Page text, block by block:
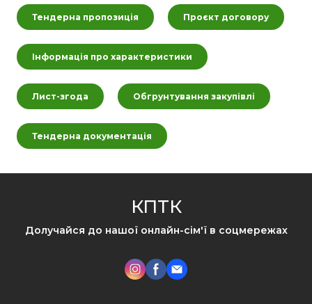
Тендерна пропозиція Проєкт договору
Інформація про характеристики
Лист-згода Обгрунтування закупівлі
Тендерна документація
КПТК
Долучайся до нашої онлайн-сім'ї в соцмережах